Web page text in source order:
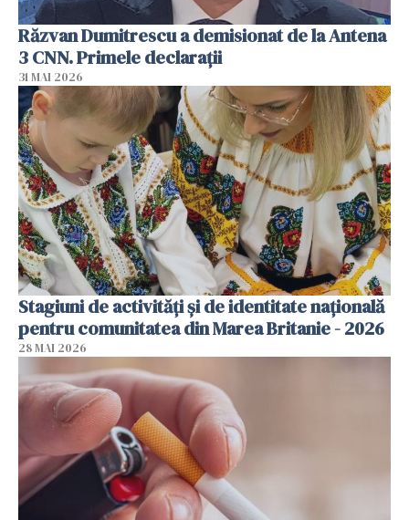
Răzvan Dumitrescu a demisionat de la Antena
3 CNN. Primele declarații
31 MAI 2026
Stagiuni de activități și de identitate națională
pentru comunitatea din Marea Britanie - 2026
28 MAI 2026